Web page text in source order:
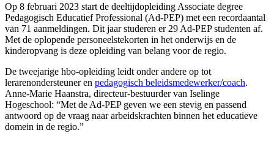
Op 8 februari 2023 start de deeltijdopleiding Associate degree
Pedagogisch Educatief Professional (Ad-PEP) met een recordaantal
van 71 aanmeldingen. Dit jaar studeren er 29 Ad-PEP studenten af.
Met de oplopende personeelstekorten in het onderwijs en de
kinderopvang is deze opleiding van belang voor de regio.
De tweejarige hbo-opleiding leidt onder andere op tot
lerarenondersteuner en pedagogisch beleidsmedewerker/coach.
Anne-Marie Haanstra, directeur-bestuurder van Iselinge
Hogeschool: “Met de Ad-PEP geven we een stevig en passend
antwoord op de vraag naar arbeidskrachten binnen het educatieve
domein in de regio.”